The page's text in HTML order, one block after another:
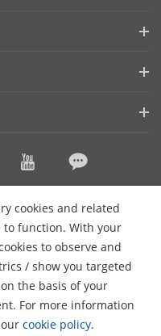
cookies and related
to function. With your
to observe and
/ show you targeted
the basis of your
For more information
cookie policy.
рассылку
Co., Ltd. Все
cookie
Настройки